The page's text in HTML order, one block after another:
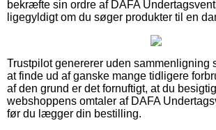
bekræfte sin ordre af DAFA
ligegyldigt om du søger produkter til en
Trustpilot genererer uden sammenligning
at finde ud af ganske mange tidligere
af den grund er det fornuftigt, at du
webshoppens omtaler af DAFA
før du lægger din bestilling.